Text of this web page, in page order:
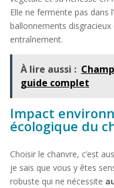
Elle ne fermente pas dans
ballonnements
entraînement.
À lire aussi :
guide complet
Impact
écologique du
Choisir le chanvre, c’est
je sais que vous y êtes
robuste qui ne nécessite